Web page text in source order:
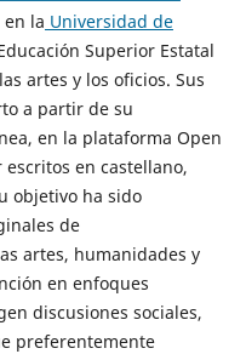
en la Universidad de
Superior Estatal
artes y los oficios. Sus
a partir de su
en la plataforma Open
escritos en castellano,
objetivo ha sido
de
artes, humanidades y
en enfoques
discusiones sociales,
preferentemente